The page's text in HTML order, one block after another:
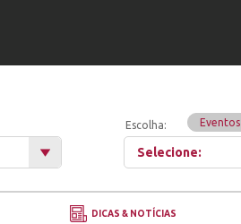
Escolha: Eventos
Selecione:
DICAS & NOTÍCIAS